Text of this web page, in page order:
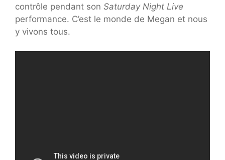
contrôle pendant son Saturday Night Live
performance. C’est le monde de Megan et nous
y vivons tous.